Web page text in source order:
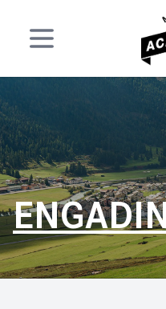
Open navigation